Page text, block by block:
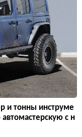
и тонны инструме
с н